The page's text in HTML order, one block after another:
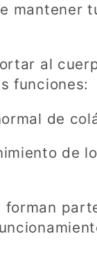
mantener
al
funciones:
de
de
forman